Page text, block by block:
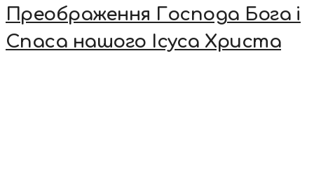
Преображення Господа Бога і
Спаса нашого Ісуса Христа